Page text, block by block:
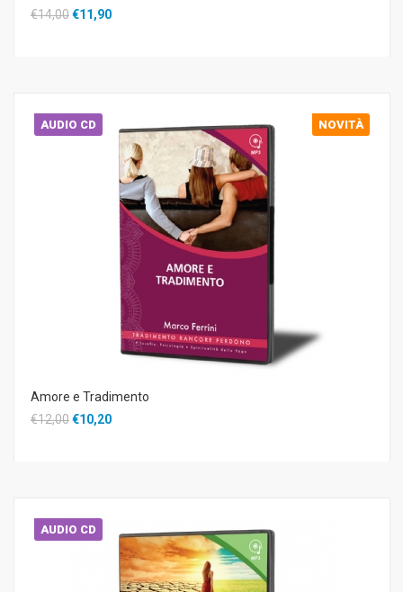
€14,00€11,90
AUDIO CD NOVITÀ
Amore e Tradimento
€12,00€10,20
AUDIO CD